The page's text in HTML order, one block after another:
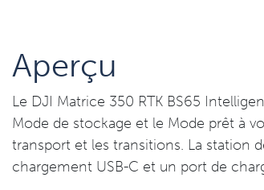
Aperçu
Le DJI Matrice 350 RTK BS65
Mode de stockage et le Mode prêt à
transport et les transitions. La station
chargement USB-C et un port de